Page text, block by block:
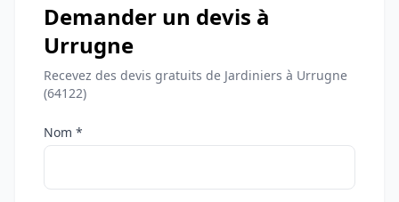
Demander un devis à
Urrugne
Recevez des devis gratuits de Jardiniers à Urrugne
(64122)
Nom *